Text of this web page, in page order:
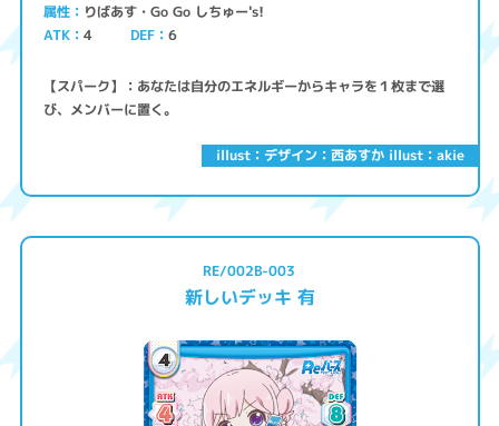
illust：デザイン：西あすか illust：akie
属性 りばあす・Go Go しちゅー's!
ATK 4 DEF 6
【スパーク】：あなたは自分のエネルギーからキャラを１枚まで選
び、メンバーに置く。
RE/002B-003
新しいデッキ 有